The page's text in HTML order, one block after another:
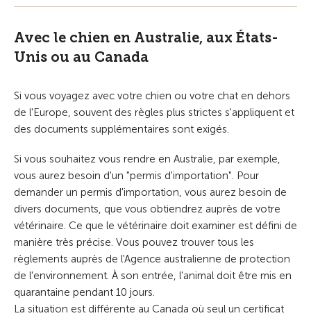
Avec le chien en Australie, aux États-
Unis ou au Canada
Si vous voyagez avec votre chien ou votre chat en dehors
de l'Europe, souvent des règles plus strictes s'appliquent et
des documents supplémentaires sont exigés.
Si vous souhaitez vous rendre en Australie, par exemple,
vous aurez besoin d'un "permis d'importation". Pour
demander un permis d'importation, vous aurez besoin de
divers documents, que vous obtiendrez auprès de votre
vétérinaire. Ce que le vétérinaire doit examiner est défini de
manière très précise. Vous pouvez trouver tous les
règlements auprès de l'Agence australienne de protection
de l'environnement. À son entrée, l'animal doit être mis en
quarantaine pendant 10 jours.
La situation est différente au Canada où seul un certificat